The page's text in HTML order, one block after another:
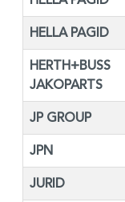
HELLA PAGID
HERTH+BUSS
JAKOPARTS
JP GROUP
JPN
JURID